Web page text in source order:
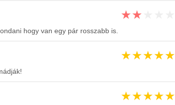
★★
hogy van egy pár rosszabb is.
★★★★★
★★★★★